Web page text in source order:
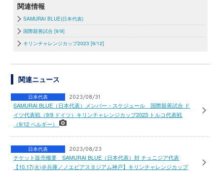
関連情報
SAMURAI BLUE(日本代表)
国際親善試合 [9/9]
キリンチャレンジカップ2023 [9/12]
関連ニュース
日本代表 2023/08/31
SAMURAI BLUE（日本代表）メンバー・スケジュール 国際親善試合 ド
イツ代表戦（9/9 ドイツ）キリンチャレンジカップ2023 トルコ代表戦
（9/12 ベルギー）
日本代表 2023/08/23
チケット販売概要 SAMURAI BLUE（日本代表）対 チュニジア代表
【10.17(火)＠兵庫／ノエビアスタジアム神戸】キリンチャレンジカップ